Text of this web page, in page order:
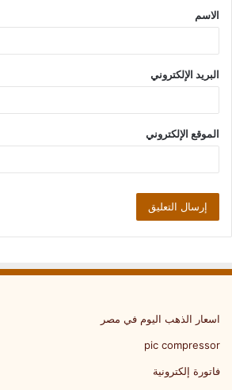
*
الاسم
البريد الإلكتروني
الموقع الإلكتروني
اسعار الذهب اليوم في مصر
pic compressor
فاتورة إلكترونية